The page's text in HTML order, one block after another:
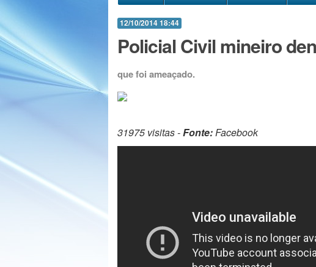
12/10/2014 18:44
Policial Civil mineiro
que foi ameaçado.
31975 visitas -Fonte:Facebook